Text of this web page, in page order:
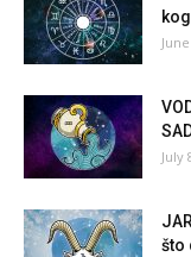
July
što